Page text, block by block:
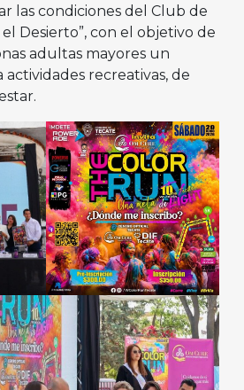
las condiciones del Club de
Desierto”, con el objetivo de
adultas mayores un
actividades recreativas, de